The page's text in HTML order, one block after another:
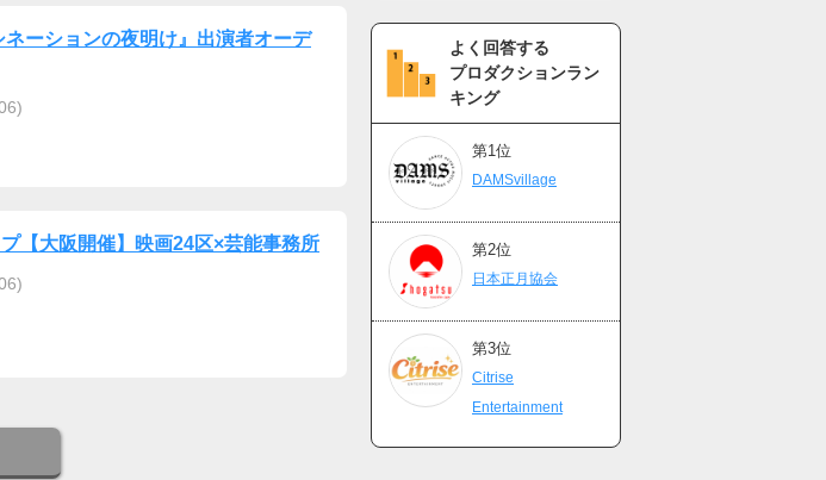
ーションの夜明け』出演者オーデ
【大阪開催】映画24区×芸能事務所
よく回答する
プロダクションラン
キング
第1位
DAMSvillage
第2位
日本正月協会
第3位
Citrise
Entertainment